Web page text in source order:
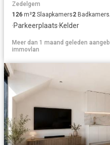
Zedelgem
126 m²2 Slaapkamers2 Badkamers
·Parkeerplaats·Kelder
Meer dan 1 maand geleden
immovlan